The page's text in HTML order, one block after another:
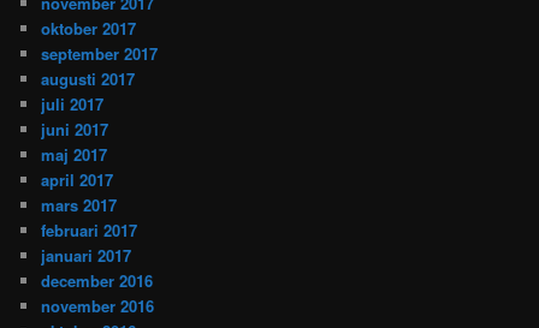
oktober 2017
september 2017
augusti 2017
juli 2017
juni 2017
maj 2017
april 2017
mars 2017
februari 2017
januari 2017
december 2016
november 2016